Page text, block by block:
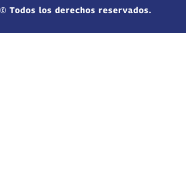
Todos los derechos reservados.